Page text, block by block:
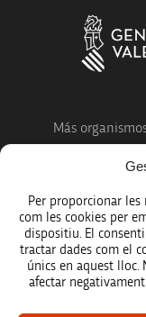
Per proporcionar
com les cookies per
dispositiu. El
tractar dades com el
únics en aquest
afectar
Más
Avíso legal
Política de